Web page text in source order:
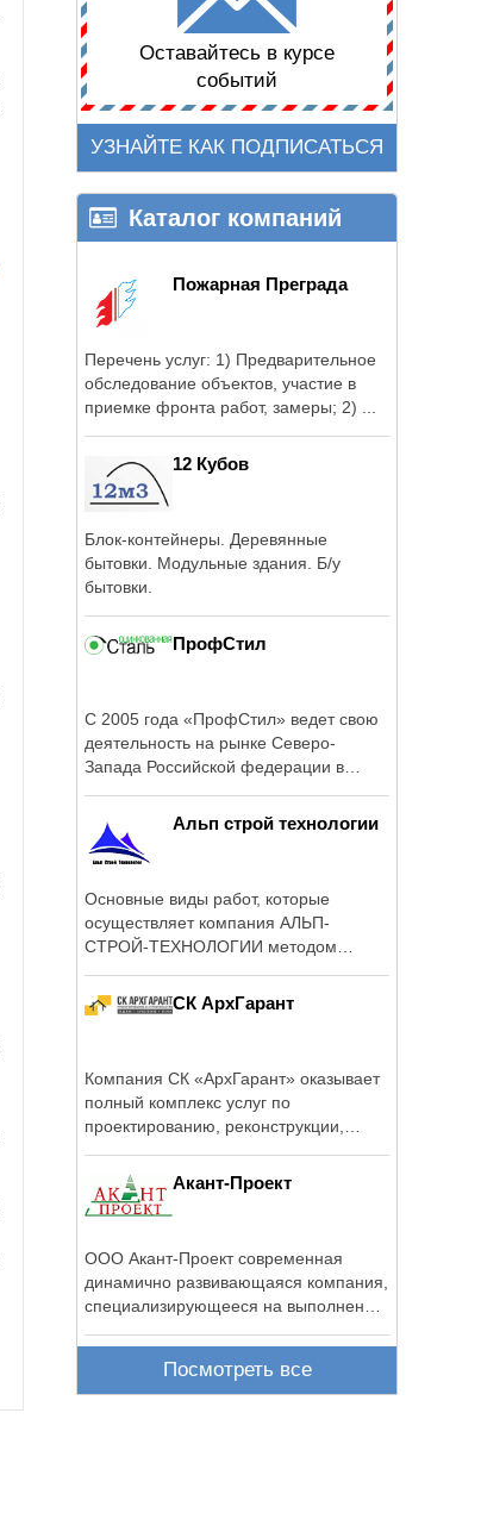
Оставайтесь в курсе
событий
УЗНАЙТЕ КАК ПОДПИСАТЬСЯ
Каталог компаний
Пожарная Преграда
Перечень услуг: 1) Предварительное
обследование объектов, участие в
приемке фронта работ, замеры; 2) ...
12 Кубов
Блок-контейнеры. Деревянные
бытовки. Модульные здания. Б/у
бытовки.
ПрофСтил
С 2005 года «ПрофСтил» ведет свою
деятельность на рынке Северо-
Запада Российской федерации в
Альп строй технологии
Основные виды работ, которые
осуществляет компания АЛЬП-
СТРОЙ-ТЕХНОЛОГИИ методом
СК АрхГарант
Компания СК «АрхГарант» оказывает
полный комплекс услуг по
проектированию, реконструкции,
Акант-Проект
ООО Акант-Проект современная
динамично развивающаяся компания,
специализирующееся на выполнении
Посмотреть все